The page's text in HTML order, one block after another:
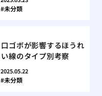
未分類
口ゴボが影響するほうれ
い線のタイプ別考察
2025.05.22
未分類